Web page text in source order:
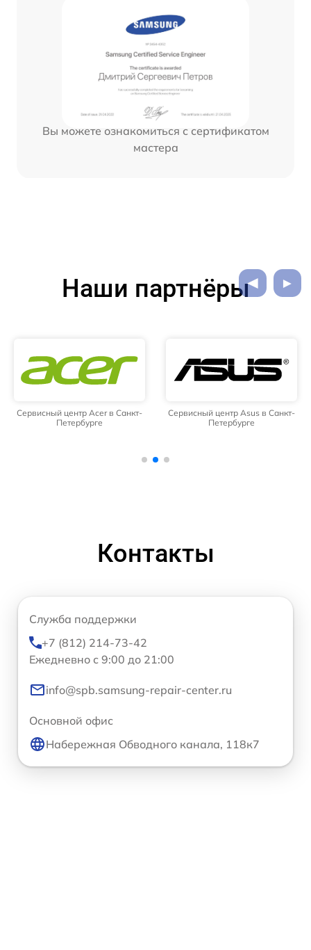
Вы можете ознакомиться с сертификатом
мастера
Наши партнёры
Сервисный центр Acer в Санкт-
Петербурге
Сервисный центр Asus в Санкт-
Петербурге
Контакты
Служба поддержки
+7 (812) 214-73-42
Ежедневно с 9:00 до 21:00
info@spb.samsung-repair-center.ru
Основной офис
Набережная Обводного канала, 118к7